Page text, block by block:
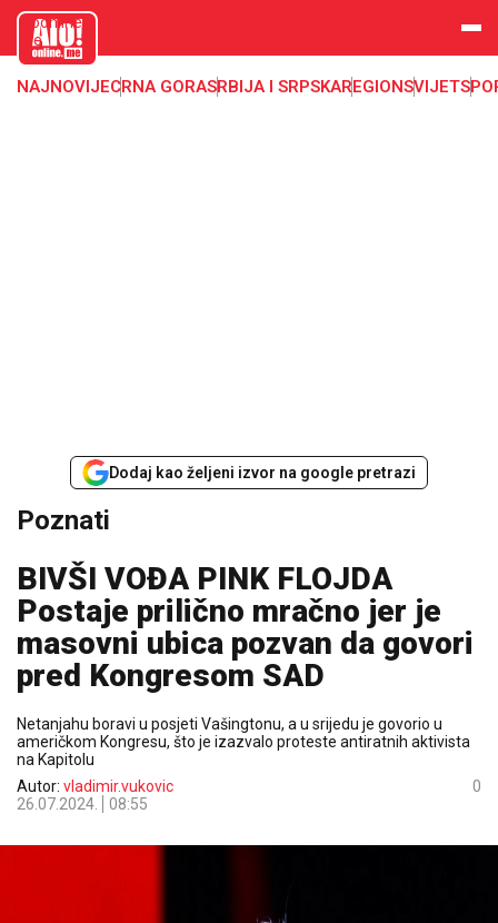
aloonline.
me
NAJNOVIJECRNA GORASRBIJA I SRPSKAREGIONSVIJET
Dodaj kao željeni izvor na google pretrazi
Poznati
BIVŠI VOĐA PINK FLOJDA
Postaje prilično mračno jer je
masovni ubica pozvan da govori
pred Kongresom SAD
Netanjahu boravi u posjeti Vašingtonu, a u srijedu je govorio u
američkom Kongresu, što je izazvalo proteste antiratnih aktivista
na Kapitolu
Autor: vladimir.vukovic
26.07.2024.
08:55
0